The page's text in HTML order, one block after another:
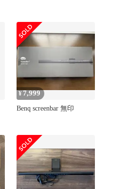
¥ 7,999
Benq screenbar 無印